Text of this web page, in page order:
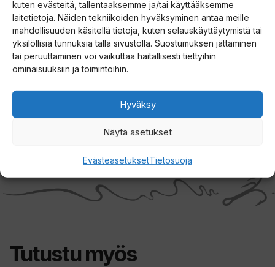
kuten evästeitä, tallentaaksemme ja/tai käyttääksemme
laitetietoja. Näiden tekniikoiden hyväksyminen antaa meille
mahdollisuuden käsitellä tietoja, kuten selauskäyttäytymistä tai
yksilöllisiä tunnuksia tällä sivustolla. Suostumuksen jättäminen
tai peruuttaminen voi vaikuttaa haitallisesti tiettyihin
ominaisuuksiin ja toimintoihin.
Hyväksy
Näytä asetukset
EvästeasetuksetTietosuoja
Paina tästä markkinointi hyväksyäksesi
markkinointievästeet ja ottaaksesi tämän
sisällön käyttöön
Tutustu myös